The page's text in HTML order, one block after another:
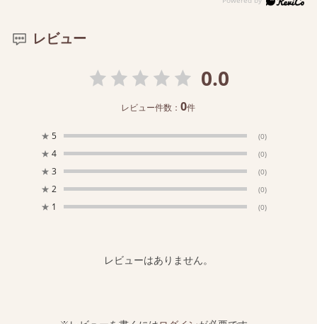
レビュー
0.0
レビュー件数：0件
★ 5 (0)
★ 4 (0)
★ 3 (0)
★ 2 (0)
★ 1 (0)
レビューはありません。